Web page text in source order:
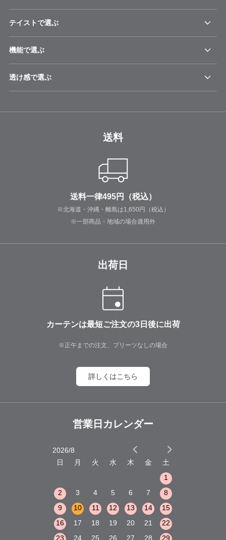
テイストで選ぶ
機能で選ぶ
透け感で選ぶ
送料
送料一律495円（税込）
※北海道・沖縄・離島は1,650円（税込）
※一部商品・地域の場合適用外
出荷日
カーテンは最短ご注文の3日後に出荷
※正午までの注文、プリーツなしの場合
詳しくはこちら
営業日カレンダー
2026/8
日
月 火 水 木 金
土
1
2
3 4 5 6 7
8
9
10 11 12 13 14
15
16
17 18 19 20 21
22
23
24 25 26 27 28
29